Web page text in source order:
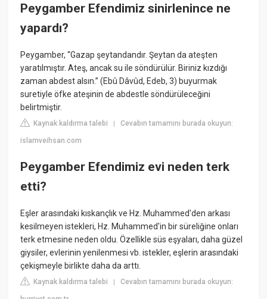
Peygamber Efendimiz sinirlenince ne
yapardı?
Peygamber, “Gazap şeytandandır. Şeytan da ateşten
yaratılmıştır. Ateş, ancak su ile söndürülür. Biriniz kızdığı
zaman abdest alsın.” (Ebû Dâvûd, Edeb, 3) buyurmak
suretiyle öfke ateşinin de abdestle söndürüleceğini
belirtmiştir.
Kaynak kaldırma talebi |Cevabın tamamını burada okuyun:
islamveihsan.com
Peygamber Efendimiz evi neden terk
etti?
Eşler arasındaki kıskançlık ve Hz. Muhammed'den arkası
kesilmeyen istekleri, Hz. Muhammed'in bir süreliğine onları
terk etmesine neden oldu. Özellikle süs eşyaları, daha güzel
giysiler, evlerinin yenilenmesi vb. istekler, eşlerin arasındaki
çekişmeyle birlikte daha da arttı.
Kaynak kaldırma talebi |Cevabın tamamını burada okuyun: